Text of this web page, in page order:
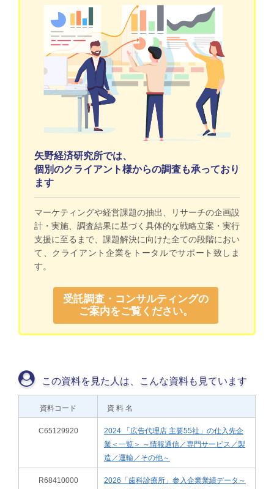
矢野経済研究所では、
個別のクライアント様からの調査も承っており
ます
マーケティングや経営課題の抽出、リサーチの企画設
計・実施、調査結果に基づく具体的な戦略立案・実行
支援に至るまで、課題解決に向けた全ての段階におい
て、クライアント企業をトータルでサポート致しま
す。
受託調査・コンサルティングの
ご案内をご覧ください。
この資料を見た人は、こんな資料も見ています
資料コード 資 料 名
C65129920
2024 「広告代理店 主要55社」の仕入先企
業＜一覧＞ ～情報通信／専門サービス／製
造／運輸／その他～
R68410000
2026「歯科診療所」参入企業業績データ～